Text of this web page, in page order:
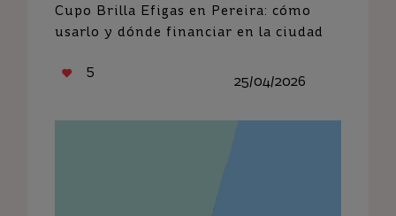
Cupo Brilla Efigas en Pereira: cómo
usarlo y dónde financiar en la ciudad
5
25/04/2026